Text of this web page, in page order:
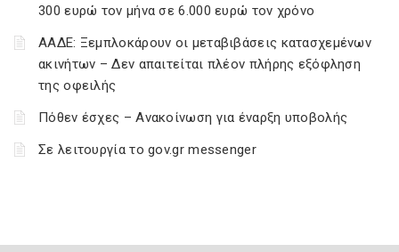
300 ευρώ τον μήνα σε 6.000 ευρώ τον χρόνο
ΑΑΔΕ: Ξεμπλοκάρουν οι μεταβιβάσεις κατασχεμένων
ακινήτων – Δεν απαιτείται πλέον πλήρης εξόφληση
της οφειλής
Πόθεν έσχες – Ανακοίνωση για έναρξη υποβολής
Σε λειτουργία το gov.gr messenger